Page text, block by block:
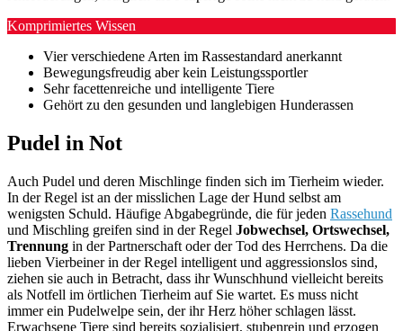
Komprimiertes Wissen
Vier verschiedene Arten im Rassestandard anerkannt
Bewegungsfreudig aber kein Leistungssportler
Sehr facettenreiche und intelligente Tiere
Gehört zu den gesunden und langlebigen Hunderassen
Pudel in Not
Auch Pudel und deren Mischlinge finden sich im Tierheim wieder.
In der Regel ist an der misslichen Lage der Hund selbst am
wenigsten Schuld. Häufige Abgabegründe, die für jeden Rassehund
und Mischling greifen sind in der Regel Jobwechsel, Ortswechsel,
Trennung in der Partnerschaft oder der Tod des Herrchens. Da die
lieben Vierbeiner in der Regel intelligent und aggressionslos sind,
ziehen sie auch in Betracht, dass ihr Wunschhund vielleicht bereits
als Notfell im örtlichen Tierheim auf Sie wartet. Es muss nicht
immer ein Pudelwelpe sein, der ihr Herz höher schlagen lässt.
Erwachsene Tiere sind bereits sozialisiert, stubenrein und erzogen